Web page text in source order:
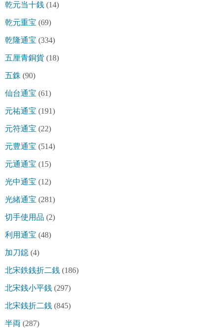
乾元当十銭 (14)
乾元重宝 (69)
乾隆通宝 (334)
五厘青銅貨 (18)
五銖 (90)
仙台通宝 (61)
元祐通宝 (191)
元符通宝 (22)
元豊通宝 (514)
元通通宝 (15)
光中通宝 (12)
光緒通宝 (281)
切手使用品 (2)
利用通宝 (48)
加刀鐚 (4)
北宋鉄銭折二銭 (186)
北宋銭小平銭 (297)
北宋銭折二銭 (845)
半両 (287)